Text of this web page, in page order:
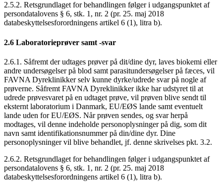
2.5.2. Retsgrundlaget for behandlingen følger i udgangspunktet af
persondatalovens § 6, stk. 1, nr. 2 (pr. 25. maj 2018
databeskyttelsesforordningens artikel 6 (1), litra b).
2.6 Laboratorieprøver samt -svar
2.6.1. Såfremt der udtages prøver på dit/dine dyr, laves biokemi eller
andre undersøgelser på blod samt parasitundersøgelser på fæces, vil
FAVNA Dyreklinikker selv kunne dyrke/udrede svar på nogle af
prøverne. Såfremt FAVNA Dyreklinikker ikke har udstyret til at
udrede prøvesvaret på en udtaget prøve, vil prøven blive sendt til
eksternt laboratorium i Danmark, EU/EØS lande samt eventuelt
lande uden for EU/EØS. Når prøven sendes, og svar herpå
modtages, vil denne indeholde personoplysninger på dig, som dit
navn samt identifikationsnummer på din/dine dyr. Dine
personoplysninger vil blive behandlet, jf. denne skrivelses pkt. 3.2.
2.6.2. Retsgrundlaget for behandlingen følger i udgangspunktet af
persondatalovens § 6, stk. 1, nr. 2 (pr. 25. maj 2018
databeskyttelsesforordningens artikel 6 (1), litra b).